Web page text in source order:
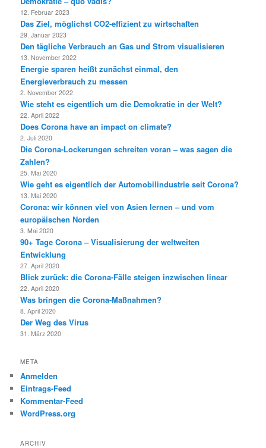
12. Februar 2023
Das Ziel, möglichst CO2-effizient zu wirtschaften
29. Januar 2023
Den tägliche Verbrauch an Gas und Strom visualisieren
13. November 2022
Energie sparen heißt zunächst einmal, den
Energieverbrauch zu messen
2. November 2022
Wie steht es eigentlich um die Demokratie in der Welt?
22. April 2022
Does Corona have an impact on climate?
2. Juli 2020
Die Corona-Lockerungen schreiten voran – was sagen die
Zahlen?
25. Mai 2020
Wie geht es eigentlich der Automobilindustrie seit Corona?
13. Mai 2020
Corona: wir können viel von Asien lernen – und vom
europäischen Norden
3. Mai 2020
90+ Tage Corona – Visualisierung der weltweiten
Entwicklung
27. April 2020
Blick zurück: die Corona-Fälle steigen inzwischen linear
22. April 2020
Was bringen die Corona-Maßnahmen?
8. April 2020
Der Weg des Virus
31. März 2020
META
Anmelden
Eintrags-Feed
Kommentar-Feed
WordPress.org
ARCHIV